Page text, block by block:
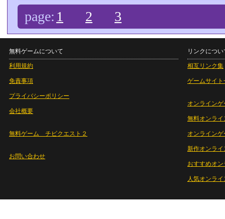
page: 1 2 3
無料ゲームについて
利用規約
免責事項
プライバシーポリシー
会社概要
無料ゲーム チビクエスト２
お問い合わせ
リンクについ
相互リンク集
ゲームサイト
オンラインゲ
無料オンライ
オンライン
新作オンライ
おすすめオ
人気オンラ